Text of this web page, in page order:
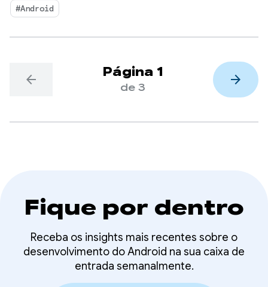
Android e o Google Play continuam
comprometidos em garantir que bilhões de
usuários possam continuar aproveitando os apps
desenvolvedores possa prosperar.
#Android
arrow_back Página 1
de 3 arrow_forward
Fique por dentro
Receba os insights mais recentes sobre o
desenvolvimento do Android na sua caixa de
entrada semanalmente.